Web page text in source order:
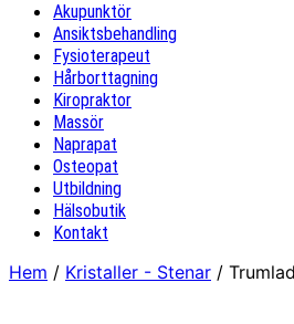
Akupunktör
Ansiktsbehandling
Fysioterapeut
Hårborttagning
Kiropraktor
Massör
Naprapat
Osteopat
Utbildning
Hälsobutik
Kontakt
Hem / Kristaller - Stenar /